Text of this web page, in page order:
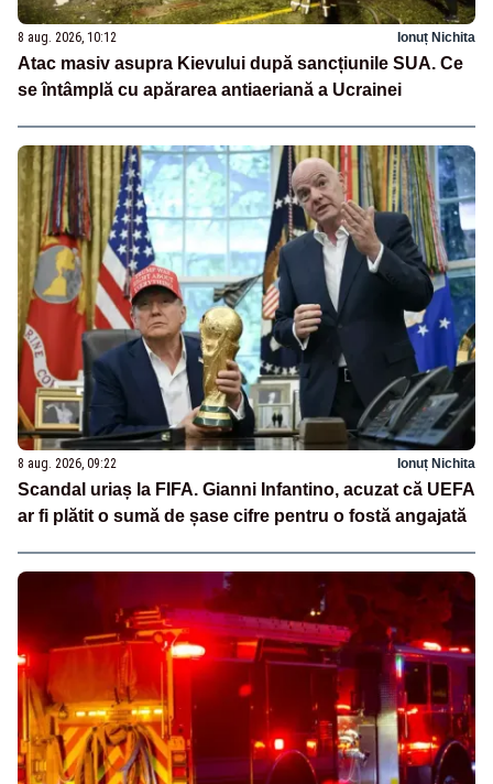
8 aug. 2026, 10:12 Ionuț Nichita
Atac masiv asupra Kievului după sancțiunile SUA. Ce
se întâmplă cu apărarea antiaeriană a Ucrainei
8 aug. 2026, 09:22 Ionuț Nichita
Scandal uriaș la FIFA. Gianni Infantino, acuzat că UEFA
ar fi plătit o sumă de șase cifre pentru o fostă angajată